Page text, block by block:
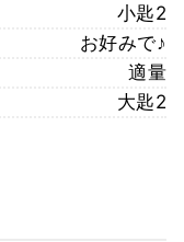
小匙2
お好みで♪
適量
大匙2